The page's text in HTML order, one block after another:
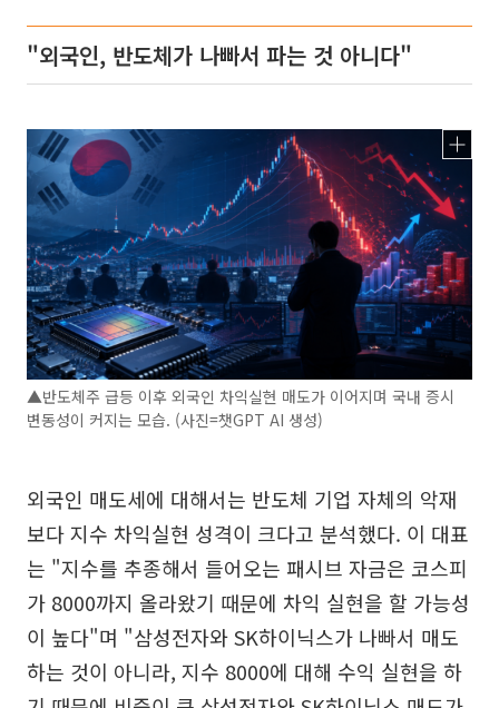
"외국인, 반도체가 나빠서 파는 것 아니다"
▲반도체주 급등 이후 외국인 차익실현 매도가 이어지며 국내 증시
변동성이 커지는 모습. (사진=챗GPT AI 생성)
외국인 매도세에 대해서는 반도체 기업 자체의 악재
보다 지수 차익실현 성격이 크다고 분석했다. 이 대표
는 "지수를 추종해서 들어오는 패시브 자금은 코스피
가 8000까지 올라왔기 때문에 차익 실현을 할 가능성
이 높다"며 "삼성전자와 SK하이닉스가 나빠서 매도
하는 것이 아니라, 지수 8000에 대해 수익 실현을 하